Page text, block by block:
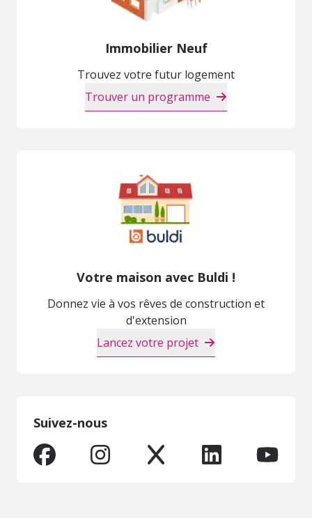
Immobilier Neuf
Trouvez votre futur logement
Trouver un programme
Votre maison avec Buldi !
Donnez vie à vos rêves de construction et
d'extension
Lancez votre projet
Suivez-nous